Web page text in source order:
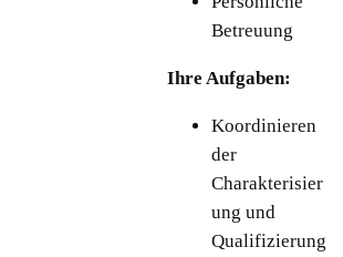
Betreuung
Ihre Aufgaben:
Koordinieren
der
Charakterisier
ung und
Qualifizierung